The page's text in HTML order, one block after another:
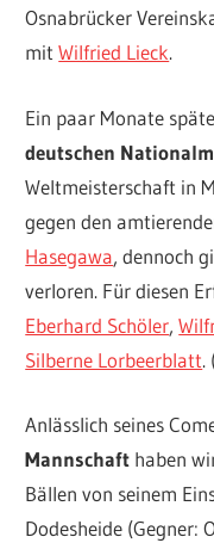
Osnabrücker
mitWilfried Lieck.
Ein paar Monate
deutschen
Weltmeisterschaft in
gegen den
Hasegawa, dennoch
verloren. Für diesen
Eberhard Schöler,
Silberne Lorbeerblatt.
Anlässlich seines
Mannschaft haben
Bällen von seinem
Dodesheide (Gegner: